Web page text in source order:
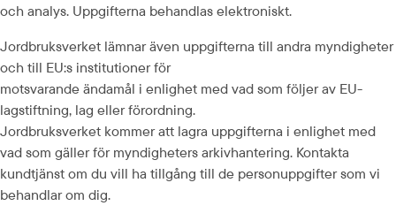
och analys. Uppgifterna behandlas elektroniskt.
Jordbruksverket lämnar även uppgifterna till andra myndigheter
och till EU:s institutioner för
motsvarande ändamål i enlighet med vad som följer av EU-
lagstiftning, lag eller förordning.
Jordbruksverket kommer att lagra uppgifterna i enlighet med
vad som gäller för myndigheters arkivhantering. Kontakta
kundtjänst om du vill ha tillgång till de personuppgifter som vi
behandlar om dig.